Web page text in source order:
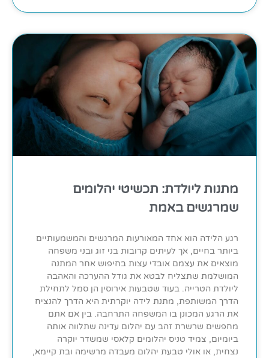
מתנות ליולדת: תכשיטי יהלומים
שמרגשים באמת
רגע הלידה הוא אחד המאורעות המרגשים והמשמעותיים
ביותר בחיים, אך לעיתים קרובות בני זוג ובני משפחה
מוצאים את עצמם אובדי עצות בחיפוש אחר המתנה
המושלמת שתצליח לבטא את גודל ההערכה והאהבה
ליולדת הטרייה. בעוד שטבעות אירוסין הן סמל לתחילת
הדרך המשותפת, מתנת לידה יוקרתית היא הדרך להנציח
את הרגע המכונן בו המשפחה התרחבה. בין אם אתם
מחפשים שרשרת זהב עם יהלום עדינה שתלווה אותה
ביומיום, צמיד טניס יהלומים קלאסי שמשדר יוקרה
נצחית, או אולי טבעת יהלום מעבדה מרשימה ובת קיימא,